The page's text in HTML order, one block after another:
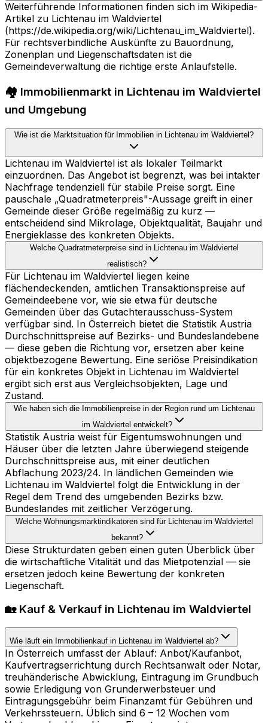
Weiterführende Informationen finden sich im Wikipedia-
Artikel zu Lichtenau im Waldviertel
(https://de.wikipedia.org/wiki/Lichtenau_im_Waldviertel).
Für rechtsverbindliche Auskünfte zu Bauordnung,
Zonenplan und Liegenschaftsdaten ist die
Gemeindeverwaltung die richtige erste Anlaufstelle.
🏘️ Immobilienmarkt in Lichtenau im Waldviertel
und Umgebung
Wie ist die Marktsituation für Immobilien in Lichtenau im Waldviertel?
Lichtenau im Waldviertel ist als lokaler Teilmarkt
einzuordnen. Das Angebot ist begrenzt, was bei intakter
Nachfrage tendenziell für stabile Preise sorgt. Eine
pauschale „Quadratmeterpreis"-Aussage greift in einer
Gemeinde dieser Größe regelmäßig zu kurz —
entscheidend sind Mikrolage, Objektqualität, Baujahr und
Energieklasse des konkreten Objekts.
Welche Quadratmeterpreise sind in Lichtenau im Waldviertel
realistisch?
Für Lichtenau im Waldviertel liegen keine
flächendeckenden, amtlichen Transaktionspreise auf
Gemeindeebene vor, wie sie etwa für deutsche
Gemeinden über das Gutachterausschuss-System
verfügbar sind. In Österreich bietet die Statistik Austria
Durchschnittspreise auf Bezirks- und Bundeslandebene
— diese geben die Richtung vor, ersetzen aber keine
objektbezogene Bewertung. Eine seriöse Preisindikation
für ein konkretes Objekt in Lichtenau im Waldviertel
ergibt sich erst aus Vergleichsobjekten, Lage und
Zustand.
Wie haben sich die Immobilienpreise in der Region rund um Lichtenau
im Waldviertel entwickelt?
Statistik Austria weist für Eigentumswohnungen und
Häuser über die letzten Jahre überwiegend steigende
Durchschnittspreise aus, mit einer deutlichen
Abflachung 2023/24. In ländlichen Gemeinden wie
Lichtenau im Waldviertel folgt die Entwicklung in der
Regel dem Trend des umgebenden Bezirks bzw.
Bundeslandes mit zeitlicher Verzögerung.
Welche Wohnungsmarktindikatoren sind für Lichtenau im Waldviertel
bekannt?
Diese Strukturdaten geben einen guten Überblick über
die wirtschaftliche Vitalität und das Mietpotenzial — sie
ersetzen jedoch keine Bewertung der konkreten
Liegenschaft.
🏡 Kauf & Verkauf in Lichtenau im Waldviertel
Wie läuft ein Immobilienkauf in Lichtenau im Waldviertel ab?
In Österreich umfasst der Ablauf: Anbot/Kaufanbot,
Kaufvertragserrichtung durch Rechtsanwalt oder Notar,
treuhänderische Abwicklung, Eintragung im Grundbuch
sowie Erledigung von Grunderwerbsteuer und
Eintragungsgebühr beim Finanzamt für Gebühren und
Verkehrssteuern. Üblich sind 6 – 12 Wochen vom